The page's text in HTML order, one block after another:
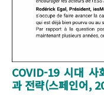
COVID-19 시대 사
과 전략(스페인어,